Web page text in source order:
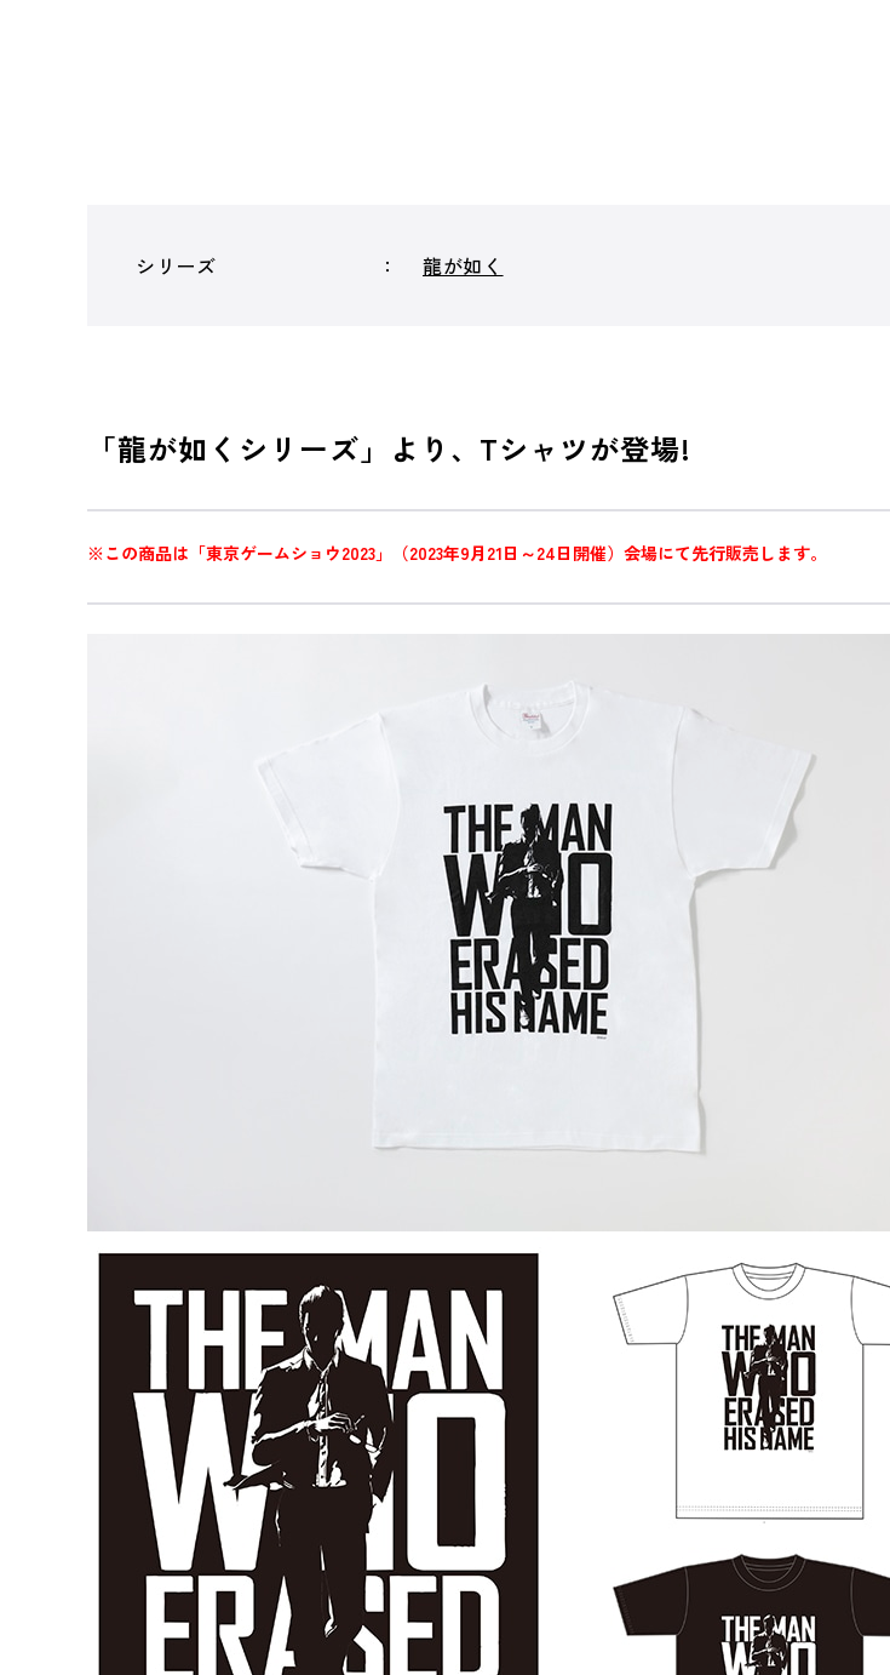
シリーズ 龍が如く
「龍が如くシリーズ」より、Tシャツが登場!
※この商品は「東京ゲームショウ2023」（2023年9月21日～24日開催）会場にて先行販売します。